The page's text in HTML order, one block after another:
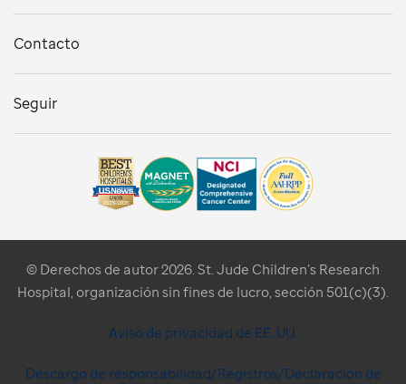
Contacto
Seguir
© Derechos de autor 2026. St. Jude Children’s Research
Hospital, organización sin fines de lucro, sección 501(c)(3).
Aviso de privacidad de EE. UU.
Descargo de responsabilidad/Registros/Declaración de